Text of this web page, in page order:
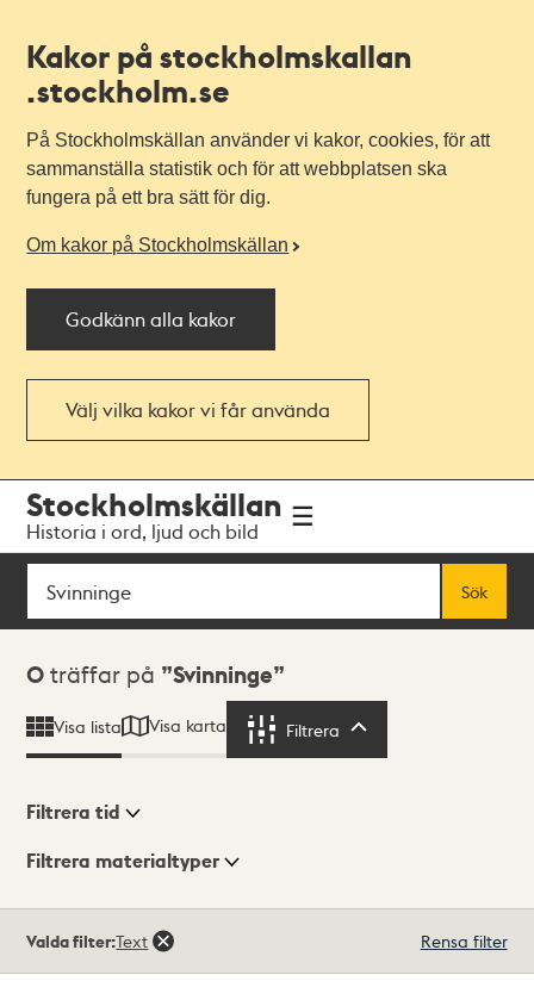
Kakor på stockholmskallan
.stockholm.se
På Stockholmskällan använder vi kakor, cookies, för att
sammanställa statistik och för att webbplatsen ska
fungera på ett bra sätt för dig.
Om kakor på Stockholmskällan
Godkänn alla kakor
Välj vilka kakor vi får använda
navigationen
huvudinnehållet
Stockholmskällan
Historia i ord, ljud och bild
Sök
Sök
Sökresultat
0 träffar på Svinninge
Visa lista Visa karta Filtrera
Visningsläge
Filtrera tid
Filtrera materialtyper
träffar
Valda filter:Text Rensa filter